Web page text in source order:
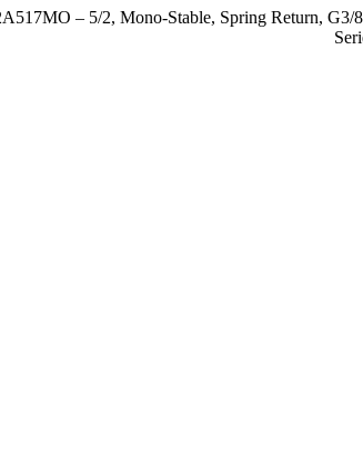
– 5/2, Mono-Stable, Spring Return, G3/